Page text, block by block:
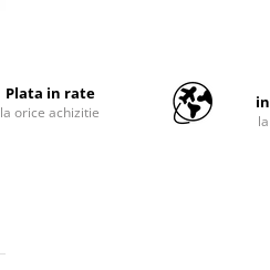
Plata in rate
la orice achizitie